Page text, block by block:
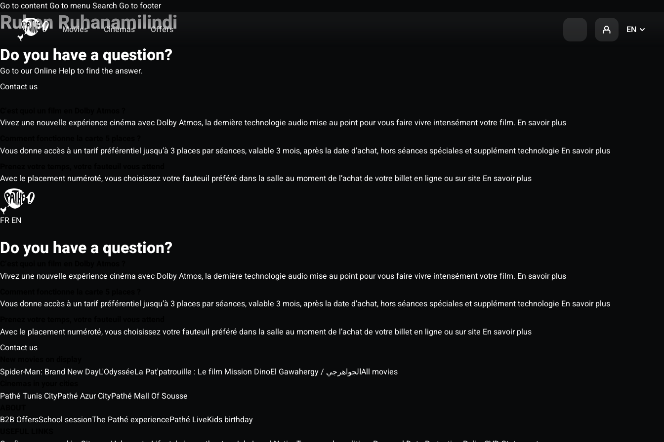
Go to content Go to menu Search Go to footer
Movies
Cinemas Offers EN
Ruben Ruhanamilindi
Do you have a question?
Go to our Online Help to find the answer.
Contact us
Vivez une nouvelle expérience cinéma avec Dolby Atmos, la dernière technologie audio mise au point pour vous faire vivre intensément votre film. En savoir plus
Vous donne accès à un tarif préférentiel jusqu’à 3 places par séances, valable 3 mois, après la date d’achat, hors séances spéciales et supplément technologie En savoir plus
Avec le placement numéroté, vous choisissez votre fauteuil préféré dans la salle au moment de l’achat de votre billet en ligne ou sur site En savoir plus
FR EN
Do you have a question?
Vivez une nouvelle expérience cinéma avec Dolby Atmos, la dernière technologie audio mise au point pour vous faire vivre intensément votre film. En savoir plus
Vous donne accès à un tarif préférentiel jusqu’à 3 places par séances, valable 3 mois, après la date d’achat, hors séances spéciales et supplément technologie En savoir plus
Avec le placement numéroté, vous choisissez votre fauteuil préféré dans la salle au moment de l’achat de votre billet en ligne ou sur site En savoir plus
Contact us
Spider-Man: Brand New DayL'OdysséeLa Pat'patrouille : Le film Mission Dino El Gawahergy / الجواهرجيAll movies
Pathé Tunis CityPathé Azur CityPathé Mall Of Sousse
B2B OffersSchool sessionThe Pathé experiencePathé LiveKids birthday